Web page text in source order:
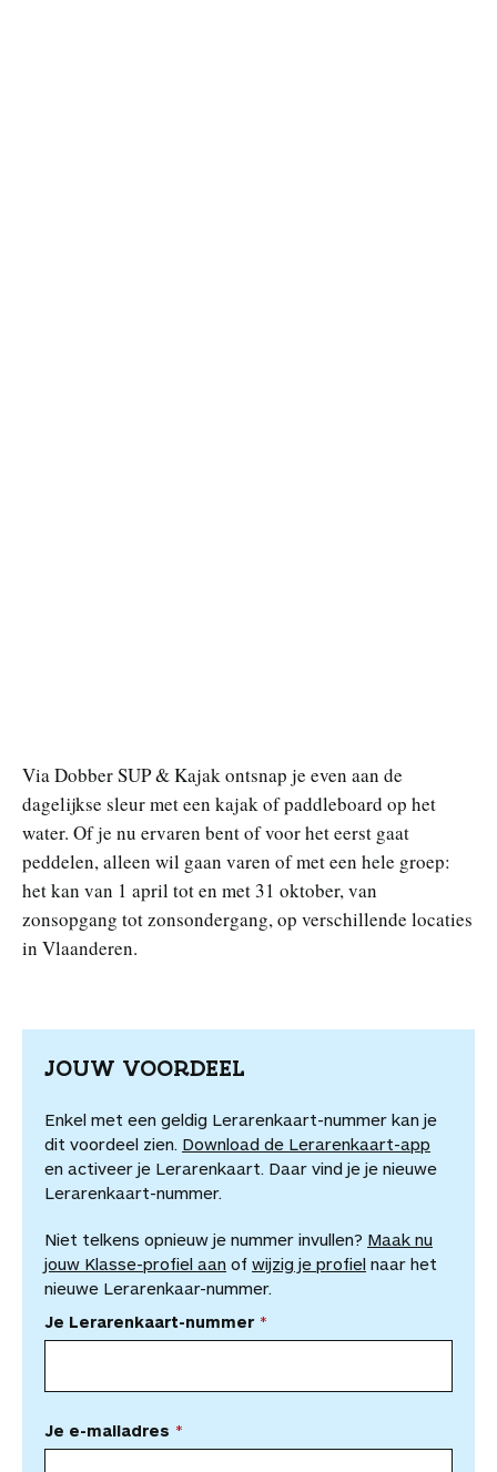
Via Dobber SUP & Kajak ontsnap je even aan de
dagelijkse sleur met een kajak of paddleboard op het
water. Of je nu ervaren bent of voor het eerst gaat
peddelen, alleen wil gaan varen of met een hele groep:
het kan van 1 april tot en met 31 oktober, van
zonsopgang tot zonsondergang, op verschillende locaties
in Vlaanderen.
JOUW VOORDEEL
Enkel met een geldig Lerarenkaart-nummer kan je
dit voordeel zien. Download de Lerarenkaart-app
en activeer je Lerarenkaart. Daar vind je je nieuwe
Lerarenkaart-nummer.
Niet telkens opnieuw je nummer invullen? Maak nu
jouw Klasse-profiel aan of wijzig je profiel naar het
nieuwe Lerarenkaar-nummer.
Je Lerarenkaart-nummer
Je e-mailadres